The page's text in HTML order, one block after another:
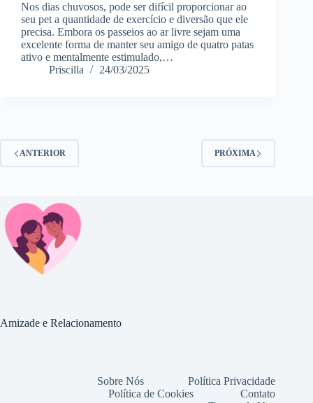
Nos dias chuvosos, pode ser difícil proporcionar ao
seu pet a quantidade de exercício e diversão que ele
precisa. Embora os passeios ao ar livre sejam uma
excelente forma de manter seu amigo de quatro patas
ativo e mentalmente estimulado,…
Priscilla
24/03/2025
ANTERIOR PRÓXIMA
Amizade e Relacionamento
Sobre Nós
Política Privacidade
Política de Cookies
Contato